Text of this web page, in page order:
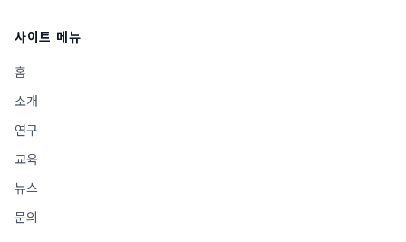
사이트 메뉴
홈
소개
연구
교육
뉴스
문의